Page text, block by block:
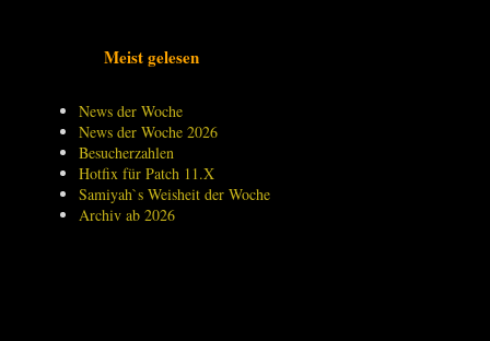
Meist gelesen
News der Woche
News der Woche 2026
Besucherzahlen
Hotfix für Patch 11.X
Samiyah`s Weisheit der Woche
Archiv ab 2026